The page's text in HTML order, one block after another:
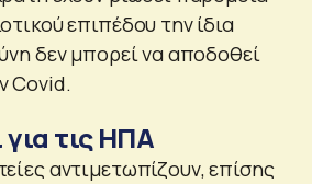
επιπέδου την ίδια
δεν μπορεί να αποδοθεί
Covid.
τις ΗΠΑ
αντιμετωπίζουν, επίσης